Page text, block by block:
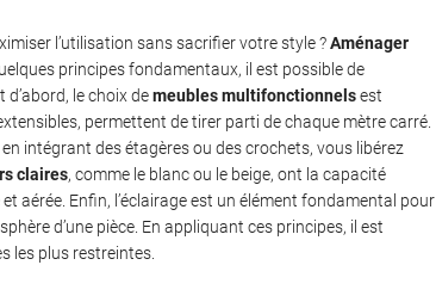
l’utilisation sans sacrifier votre style ?Aménager
principes fondamentaux, il est possible de
le choix demeubles multifonctionnelsest
permettent de tirer parti de chaque mètre carré.
intégrant des étagères ou des crochets, vous libérez
claires, comme le blanc ou le beige, ont la capacité
aérée. Enfin, l’éclairage est un élément fondamental pour
d’une pièce. En appliquant ces principes, il est
les plus restreintes.